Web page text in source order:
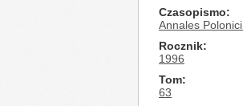
Czasopismo
Annales
Rocznik
1996
Tom
63